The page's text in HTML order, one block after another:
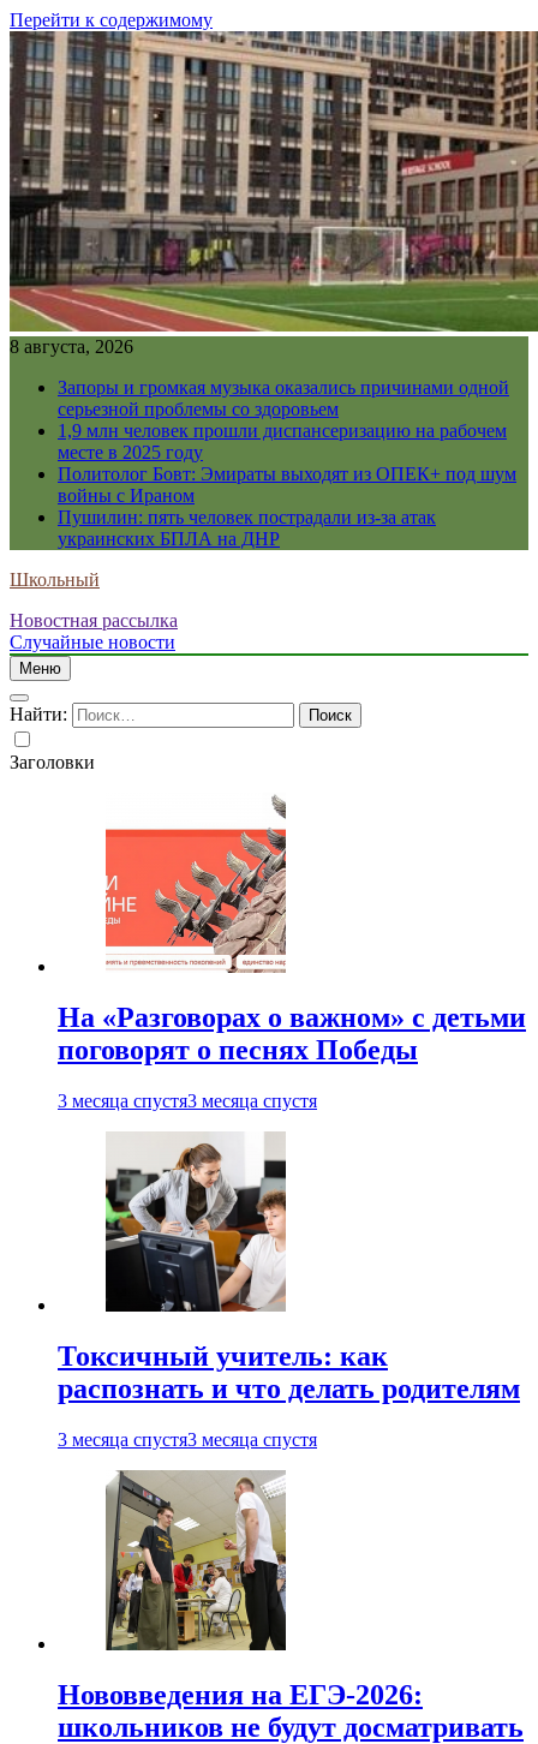
Перейти к содержимому
8 августа, 2026
Запоры и громкая музыка оказались причинами одной
серьезной проблемы со здоровьем
1,9 млн человек прошли диспансеризацию на рабочем
месте в 2025 году
Политолог Бовт: Эмираты выходят из ОПЕК+ под шум
войны с Ираном
Пушилин: пять человек пострадали из-за атак
украинских БПЛА на ДНР
Школьный
Новостная рассылка
Случайные новости
Меню
Найти:
Заголовки
На «Разговорах о важном» с детьми
поговорят о песнях Победы
3 месяца спустя3 месяца спустя
Токсичный учитель: как
распознать и что делать родителям
3 месяца спустя3 месяца спустя
Нововведения на ЕГЭ-2026:
школьников не будут досматривать